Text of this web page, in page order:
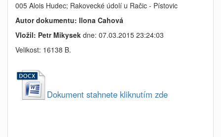
005 Alois Hudec; Rakovecké údolí u Račic - Pístovic
Autor dokumentu: Ilona Cahová
Vložil: Petr Mikysek dne: 07.03.2015 23:24:03
Velikost: 16138 B.
Dokument stahnete kliknutím zde